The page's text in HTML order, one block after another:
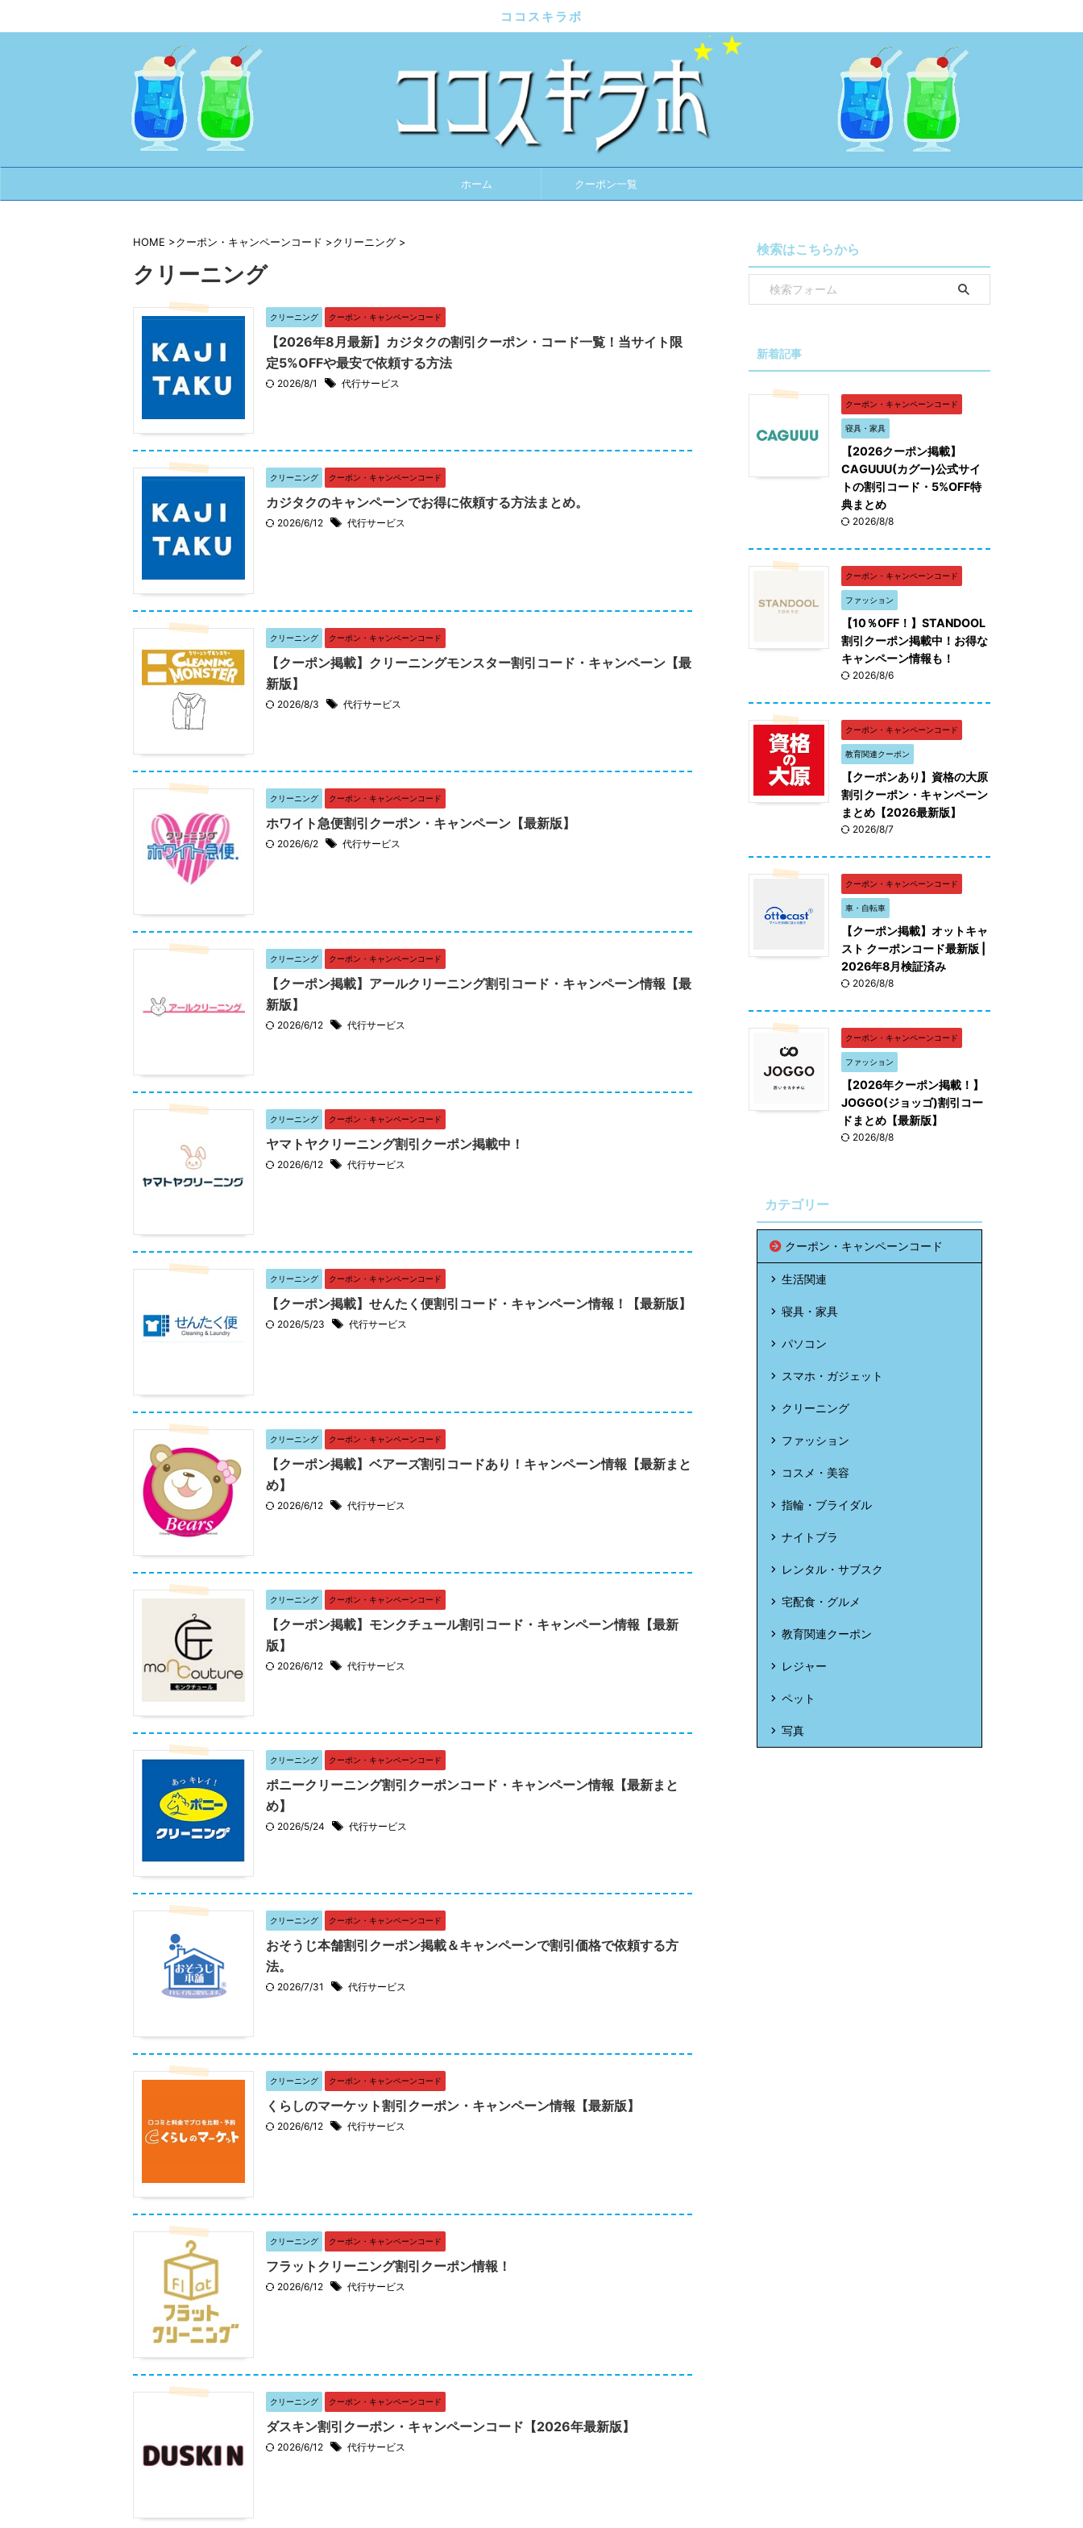
ココスキラボ
ホーム クーポン一覧
HOME >クーポン・キャンペーンコード >クリーニング >
クリーニング
クリーニング クーポン・キャンペーンコード
【2026年8月最新】カジタクの割引クーポン・コード一覧！当サイト限
定5%OFFや最安で依頼する方法
2026/8/1 代行サービス
クリーニング クーポン・キャンペーンコード
カジタクのキャンペーンでお得に依頼する方法まとめ。
2026/6/12 代行サービス
クリーニング クーポン・キャンペーンコード
【クーポン掲載】クリーニングモンスター割引コード・キャンペーン【最
新版】
2026/8/3 代行サービス
クリーニング クーポン・キャンペーンコード
ホワイト急便割引クーポン・キャンペーン【最新版】
2026/6/2 代行サービス
クリーニング クーポン・キャンペーンコード
【クーポン掲載】アールクリーニング割引コード・キャンペーン情報【最
新版】
2026/6/12 代行サービス
クリーニング クーポン・キャンペーンコード
ヤマトヤクリーニング割引クーポン掲載中！
2026/6/12 代行サービス
クリーニング クーポン・キャンペーンコード
【クーポン掲載】せんたく便割引コード・キャンペーン情報！【最新版】
2026/5/23 代行サービス
クリーニング クーポン・キャンペーンコード
【クーポン掲載】ベアーズ割引コードあり！キャンペーン情報【最新まと
め】
2026/6/12 代行サービス
クリーニング クーポン・キャンペーンコード
【クーポン掲載】モンクチュール割引コード・キャンペーン情報【最新
版】
2026/6/12 代行サービス
クリーニング クーポン・キャンペーンコード
ポニークリーニング割引クーポンコード・キャンペーン情報【最新まと
め】
2026/5/24 代行サービス
クリーニング クーポン・キャンペーンコード
おそうじ本舗割引クーポン掲載＆キャンペーンで割引価格で依頼する方
法。
2026/7/31 代行サービス
クリーニング クーポン・キャンペーンコード
くらしのマーケット割引クーポン・キャンペーン情報【最新版】
2026/6/12 代行サービス
クリーニング クーポン・キャンペーンコード
フラットクリーニング割引クーポン情報！
2026/6/12 代行サービス
クリーニング クーポン・キャンペーンコード
ダスキン割引クーポン・キャンペーンコード【2026年最新版】
2026/6/12 代行サービス
検索はこちらから
新着記事
クーポン・キャンペーンコード
寝具・家具
【2026クーポン掲載】
CAGUUU(カグー)公式サイ
トの割引コード・5%OFF特
典まとめ
2026/8/8
クーポン・キャンペーンコード
ファッション
【10％OFF！】STANDOOL
割引クーポン掲載中！お得な
キャンペーン情報も！
2026/8/6
クーポン・キャンペーンコード
教育関連クーポン
【クーポンあり】資格の大原
割引クーポン・キャンペーン
まとめ【2026最新版】
2026/8/7
クーポン・キャンペーンコード
車・自転車
【クーポン掲載】オットキャ
スト クーポンコード最新版 |
2026年8月検証済み
2026/8/8
クーポン・キャンペーンコード
ファッション
【2026年クーポン掲載！】
JOGGO(ジョッゴ)割引コー
ドまとめ【最新版】
2026/8/8
カテゴリー
クーポン・キャンペーンコード
生活関連
寝具・家具
パソコン
スマホ・ガジェット
クリーニング
ファッション
コスメ・美容
指輪・ブライダル
ナイトブラ
レンタル・サブスク
宅配食・グルメ
教育関連クーポン
レジャー
ペット
写真